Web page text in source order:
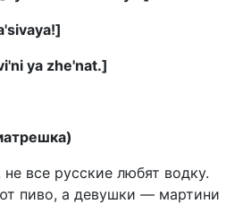
ya zhe'nat.]
все русские любят водку.
пиво, а девушки — мартини